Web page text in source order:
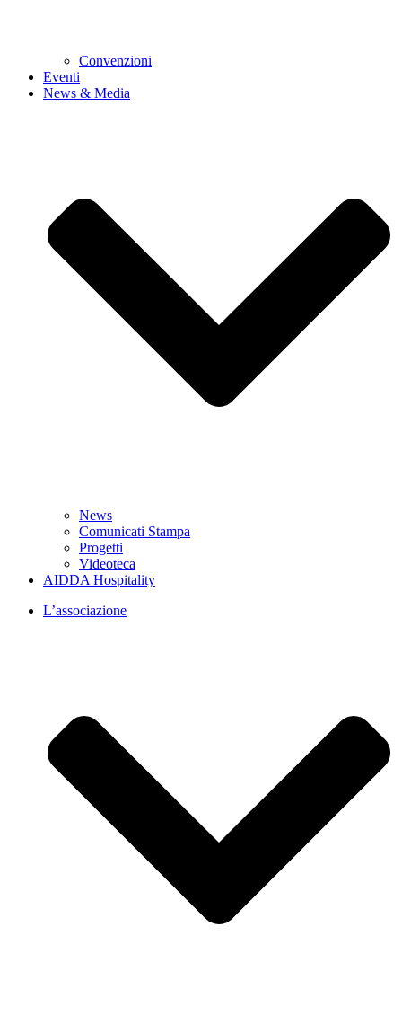
Convenzioni
Eventi
News & Media
News
Comunicati Stampa
Progetti
Videoteca
AIDDA Hospitality
L’associazione